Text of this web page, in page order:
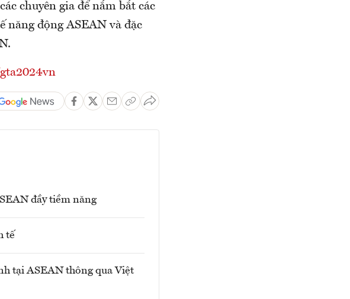
chuyên gia để nắm bắt các
động ASEAN và đặc
đầy tiềm năng
tế
tại ASEAN thông qua Việt